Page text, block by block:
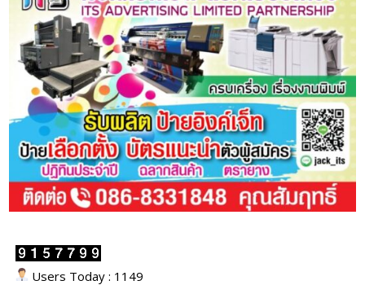
Users Today : 1149